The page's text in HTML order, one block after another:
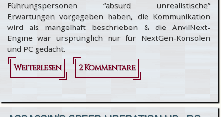
Führungspersonen “absurd unrealistische”
Erwartungen vorgegeben haben, die Kommunikation
wird als mangelhaft beschrieben & die AnvilNext-
Engine war ursprünglich nur für NextGen-Konsolen
und PC gedacht.
Weiterlesen
über
Creed 3 - War
2 Kommentare